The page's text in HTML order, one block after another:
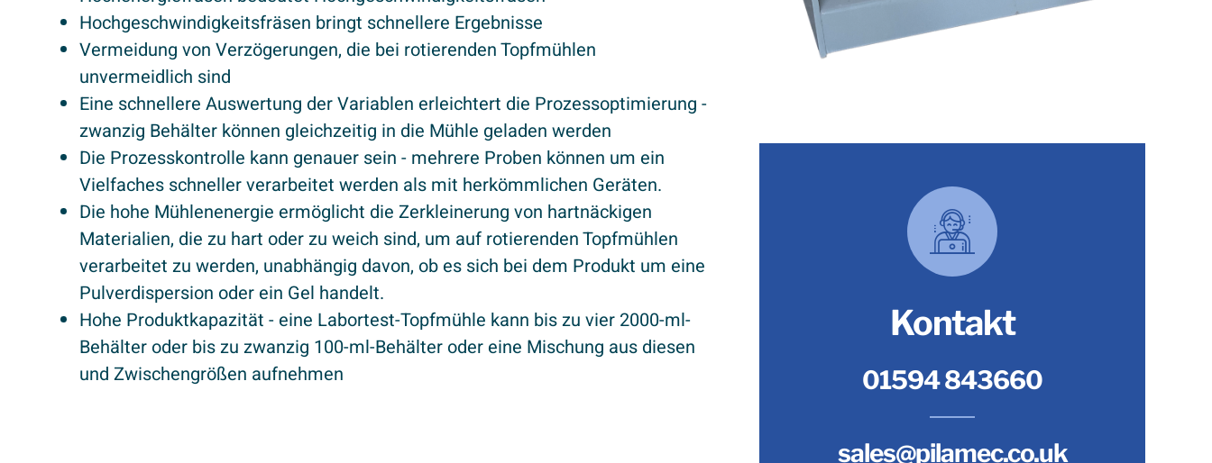
Hochgeschwindigkeitsfräsen bringt schnellere Ergebnisse
Vermeidung von Verzögerungen, die bei rotierenden Topfmühlen
unvermeidlich sind
Eine schnellere Auswertung der Variablen erleichtert die Prozessoptimierung -
zwanzig Behälter können gleichzeitig in die Mühle geladen werden
Die Prozesskontrolle kann genauer sein - mehrere Proben können um ein
Vielfaches schneller verarbeitet werden als mit herkömmlichen Geräten.
Die hohe Mühlenenergie ermöglicht die Zerkleinerung von hartnäckigen
Materialien, die zu hart oder zu weich sind, um auf rotierenden Topfmühlen
verarbeitet zu werden, unabhängig davon, ob es sich bei dem Produkt um eine
Pulverdispersion oder ein Gel handelt.
Hohe Produktkapazität - eine Labortest-Topfmühle kann bis zu vier 2000-ml-
Behälter oder bis zu zwanzig 100-ml-Behälter oder eine Mischung aus diesen
und Zwischengrößen aufnehmen
Kontakt
01594 843660
sales@pilamec.co.uk